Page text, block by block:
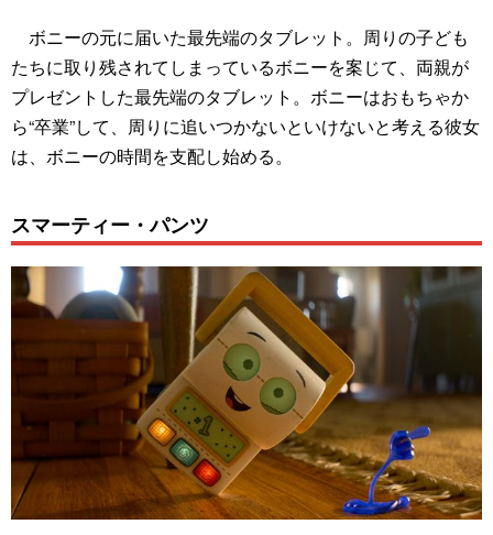
ボニーの元に届いた最先端のタブレット。周りの子ども
たちに取り残されてしまっているボニーを案じて、両親が
プレゼントした最先端のタブレット。ボニーはおもちゃか
ら“卒業”して、周りに追いつかないといけないと考える彼女
は、ボニーの時間を支配し始める。
スマーティー・パンツ